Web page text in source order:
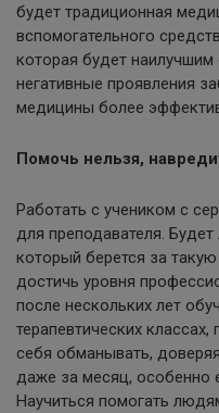
будет традиционная
вспомогательного
которая будет
негативные проявления
медицины более
Помочь нельзя,
Работать с учеником с
для преподавателя.
который берется за
достичь уровня
после нескольких лет
терапевтических
себя обманывать,
даже за месяц, особенно
Научиться помогать